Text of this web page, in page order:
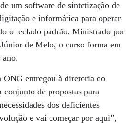
um software de sintetização de
e informática para operar
o teclado padrão. Ministrado por
de Melo, o curso forma em
ano.
ONG entregou à diretoria do
de propostas para
dos deficientes
e vai começar por aqui”,